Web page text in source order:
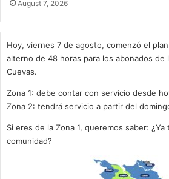
August 7, 2026
Hoy, viernes 7 de agosto, comenzó el
alterno de 48 horas para los abonados de
Cuevas.
Zona 1: debe contar con servicio desde
Zona 2: tendrá servicio a partir del
Si eres de la Zona 1, queremos saber:
comunidad?